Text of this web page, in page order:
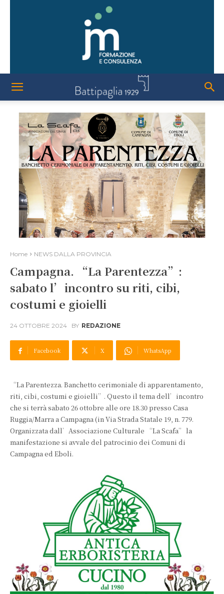
Home NEWS DALLA PROVINCIA
Campagna. “La Parentezza”:
sabato l’incontro su riti, cibi,
costumi e gioielli
24 OTTOBRE 2024 BY REDAZIONE
Facebook X WhatsApp
“La Parentezza. Banchetto cerimoniale di apparentamento,
riti, cibi, costumi e gioielli”. Questo il tema dell’incontro
che si terrà sabato 26 ottobre alle ore 18.30 presso Casa
Ruggia/Marra a Campagna (in Via Strada Statale 19, n. 779.
Organizzata dall’Associazione Culturale “La Scafa” la
manifestazione si avvale del patrocinio dei Comuni di
Campagna ed Eboli.